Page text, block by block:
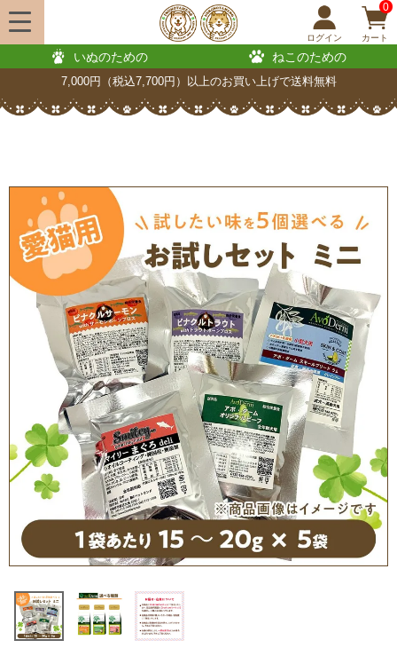
ログイン
0
カート
いぬのための ねこのための
7,000円（税込7,700円）以上のお買い上げで送料無料